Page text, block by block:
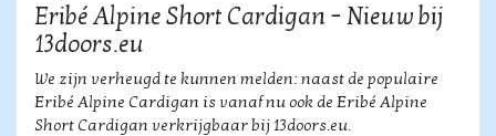
Eribé Alpine Short Cardigan – Nieuw bij
13doors.eu
We zijn verheugd te kunnen melden: naast de populaire
Eribé Alpine Cardigan is vanaf nu ook de Eribé Alpine
Short Cardigan verkrijgbaar bij 13doors.eu.